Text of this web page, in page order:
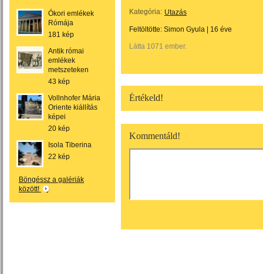
Ókori emlékek
Rómája
181 kép
Antik római
emlékek
metszeteken
43 kép
Vollnhofer Mária
Oriente kiállítás
képei
20 kép
Isola Tiberina
22 kép
Böngéssz a galériák
között!
Kategória: Utazás
Feltöltötte: Simon Gyula 16 éve
Látta 1071 ember.
Értékeld!
Kommentáld!